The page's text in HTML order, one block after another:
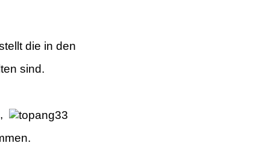
die in den
sind.